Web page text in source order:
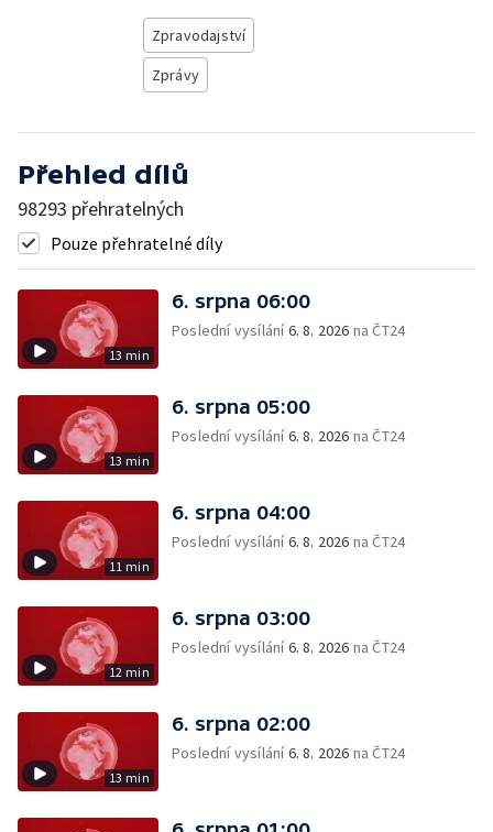
Zpravodajství
Zprávy
Přehled dílů
98293 přehratelných
Pouze přehratelné díly
13 min
6. srpna 06:00
Poslední vysílání6. 8. 2026 na ČT24
13 min
6. srpna 05:00
Poslední vysílání6. 8. 2026 na ČT24
11 min
6. srpna 04:00
Poslední vysílání6. 8. 2026 na ČT24
12 min
6. srpna 03:00
Poslední vysílání6. 8. 2026 na ČT24
13 min
6. srpna 02:00
Poslední vysílání6. 8. 2026 na ČT24